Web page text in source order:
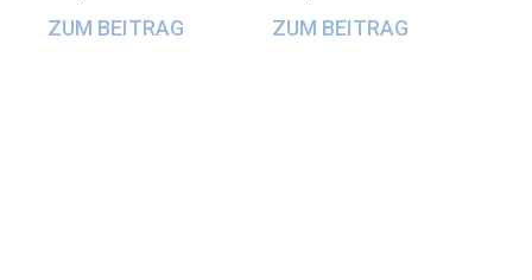
ZUM BEITRAG ZUM BEITRAG